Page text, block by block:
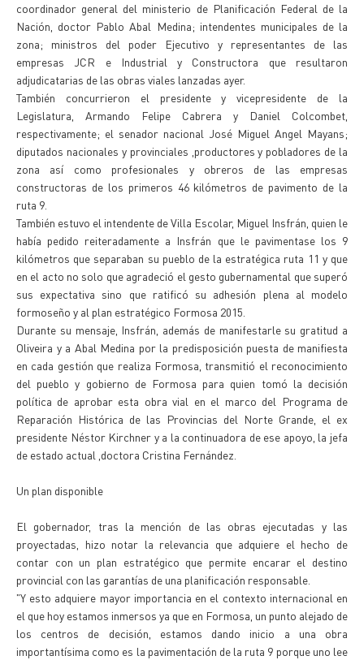
coordinador general del ministerio de Planificación Federal de la
Nación, doctor Pablo Abal Medina; intendentes municipales de la
zona; ministros del poder Ejecutivo y representantes de las
empresas JCR e Industrial y Constructora que resultaron
adjudicatarias de las obras viales lanzadas ayer.
También concurrieron el presidente y vicepresidente de la
Legislatura, Armando Felipe Cabrera y Daniel Colcombet,
respectivamente; el senador nacional José Miguel Angel Mayans;
diputados nacionales y provinciales ,productores y pobladores de la
zona así como profesionales y obreros de las empresas
constructoras de los primeros 46 kilómetros de pavimento de la
ruta 9.
También estuvo el intendente de Villa Escolar, Miguel Insfrán, quien le
había pedido reiteradamente a Insfrán que le pavimentase los 9
kilómetros que separaban su pueblo de la estratégica ruta 11 y que
en el acto no solo que agradeció el gesto gubernamental que superó
sus expectativa sino que ratificó su adhesión plena al modelo
formoseño y al plan estratégico Formosa 2015.
Durante su mensaje, Insfrán, además de manifestarle su gratitud a
Oliveira y a Abal Medina por la predisposición puesta de manifiesta
en cada gestión que realiza Formosa, transmitió el reconocimiento
del pueblo y gobierno de Formosa para quien tomó la decisión
política de aprobar esta obra vial en el marco del Programa de
Reparación Histórica de las Provincias del Norte Grande, el ex
presidente Néstor Kirchner y a la continuadora de ese apoyo, la jefa
de estado actual ,doctora Cristina Fernández.
Un plan disponible
El gobernador, tras la mención de las obras ejecutadas y las
proyectadas, hizo notar la relevancia que adquiere el hecho de
contar con un plan estratégico que permite encarar el destino
provincial con las garantías de una planificación responsable.
"Y esto adquiere mayor importancia en el contexto internacional en
el que hoy estamos inmersos ya que en Formosa, un punto alejado de
los centros de decisión, estamos dando inicio a una obra
importantísima como es la pavimentación de la ruta 9 porque uno lee